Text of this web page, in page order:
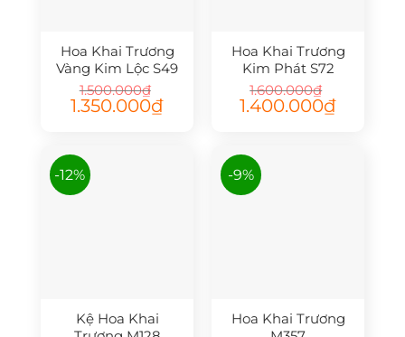
Hoa Khai Trương
Vàng Kim Lộc S49
1.500.000₫
Giá
gốc
1.350.000₫Giá
Hoa Khai Trương
Kim Phát S72
1.600.000₫
Giá
gốc
1.400.000₫Giá
-12%
Kệ Hoa Khai
-9%
Hoa Khai Trương